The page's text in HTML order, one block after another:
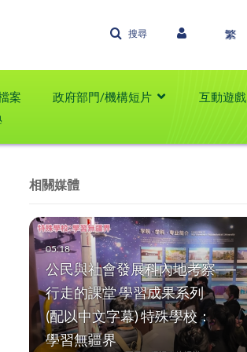
搜尋
案 政府部門/機構短片
互動遊戲
相關媒體
公民與社會發展科內地考察──
行走的課堂 學習成果系列
(配以中文字幕) 特殊學校：
學習無疆界